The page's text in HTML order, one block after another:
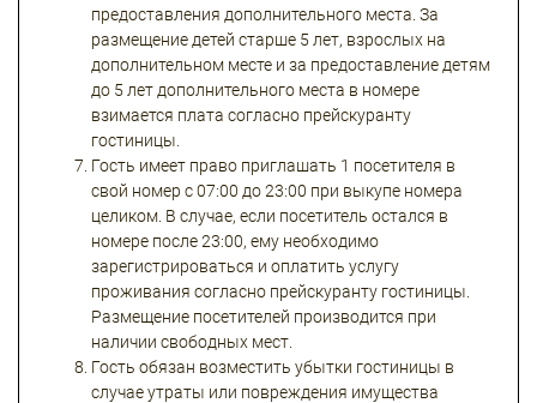
предоставления дополнительного места. За
размещение детей старше 5 лет, взрослых на
дополнительном месте и за предоставление детям
до 5 лет дополнительного места в номере
взимается плата согласно прейскуранту
гостиницы.
Гость имеет право приглашать 1 посетителя в
свой номер с 07:00 до 23:00 при выкупе номера
целиком. В случае, если посетитель остался в
номере после 23:00, ему необходимо
зарегистрироваться и оплатить услугу
проживания согласно прейскуранту гостиницы.
Размещение посетителей производится при
наличии свободных мест.
Гость обязан возместить убытки гостиницы в
случае утраты или повреждения имущества